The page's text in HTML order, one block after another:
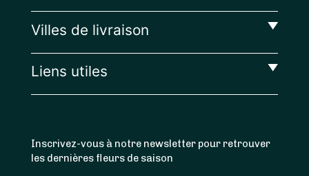
Villes de livraison
Liens utiles
Inscrivez-vous à notre newsletter pour retrouver
les dernières fleurs de saison